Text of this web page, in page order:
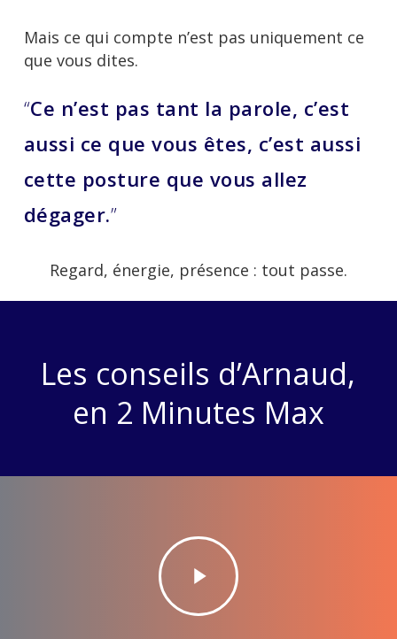
Mais ce qui compte n’est pas uniquement ce
que vous dites.
“Ce n’est pas tant la parole, c’est
aussi ce que vous êtes, c’est aussi
cette posture que vous allez
dégager.”
Regard, énergie, présence : tout passe.
Les conseils d’Arnaud,
en 2 Minutes Max
Play
Video